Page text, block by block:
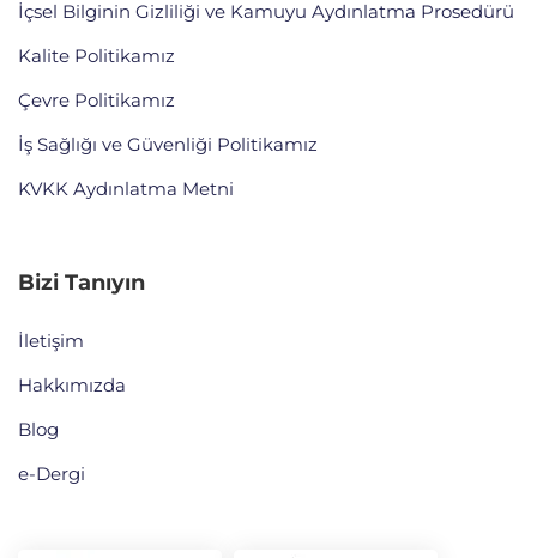
İçsel Bilginin Gizliliği ve Kamuyu Aydınlatma Prosedürü
Kalite Politikamız
Çevre Politikamız
İş Sağlığı ve Güvenliği Politikamız
KVKK Aydınlatma Metni
Bizi Tanıyın
İletişim
Hakkımızda
Blog
e-Dergi